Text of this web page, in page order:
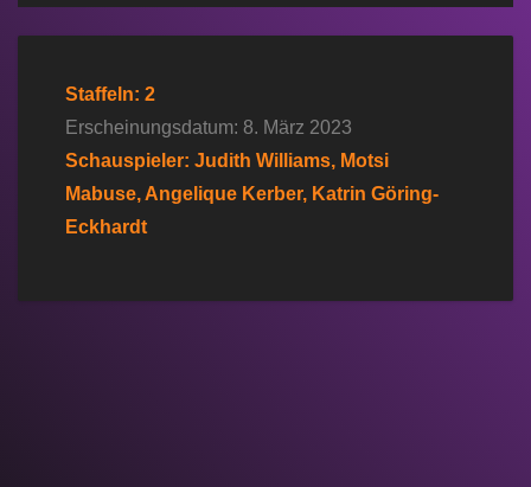
Staffeln: 2
Erscheinungsdatum: 8. März 2023
Schauspieler: Judith Williams, Motsi
Mabuse, Angelique Kerber, Katrin Göring-
Eckhardt